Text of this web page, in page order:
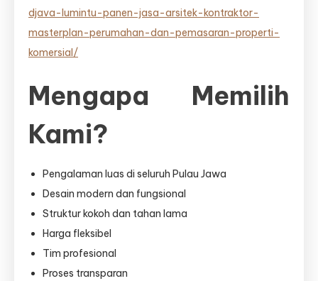
djava-lumintu-panen-jasa-arsitek-kontraktor-
masterplan-perumahan-dan-pemasaran-properti-
komersial/
Mengapa Memilih
Kami?
Pengalaman luas di seluruh Pulau Jawa
Desain modern dan fungsional
Struktur kokoh dan tahan lama
Harga fleksibel
Tim profesional
Proses transparan